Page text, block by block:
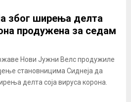
због ширења делта
продужена за седам
Нови Јужни Велс продужиле
становницима Сиднеја да
делта соја вируса корона.